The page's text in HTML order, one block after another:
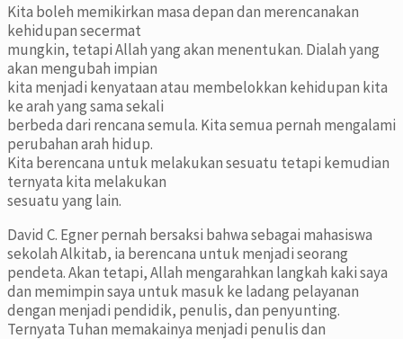
Kita boleh memikirkan masa depan dan merencanakan
kehidupan secermat
mungkin, tetapi Allah yang akan menentukan. Dialah yang
akan mengubah impian
kita menjadi kenyataan atau membelokkan kehidupan kita
ke arah yang sama sekali
berbeda dari rencana semula. Kita semua pernah mengalami
perubahan arah hidup.
Kita berencana untuk melakukan sesuatu tetapi kemudian
ternyata kita melakukan
sesuatu yang lain.
David C. Egner pernah bersaksi bahwa sebagai mahasiswa
sekolah Alkitab, ia berencana untuk menjadi seorang
pendeta. Akan tetapi, Allah mengarahkan langkah kaki saya
dan memimpin saya untuk masuk ke ladang pelayanan
dengan menjadi pendidik, penulis, dan penyunting.
Ternyata Tuhan memakainya menjadi penulis dan